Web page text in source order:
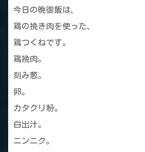
今日の晩御飯は、
鶏の挽き肉を使った、
鶏つくねです。
鶏挽肉。
刻み葱。
卵。
カタクリ粉。
白出汁。
ニンニク。